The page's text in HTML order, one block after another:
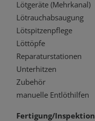
Lötgeräte (Mehrkanal)
Lötrauchabsaugung
Lötspitzenpflege
Löttöpfe
Reparaturstationen
Unterhitzen
Zubehör
manuelle Entlöthilfen
Fertigung/Inspektion